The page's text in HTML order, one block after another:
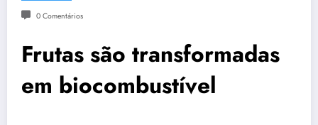
0 Comentários
Frutas são transformadas
em biocombustível